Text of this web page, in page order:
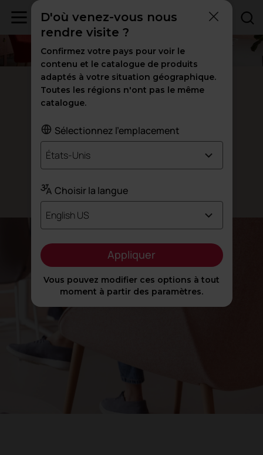
Noom 10
le plus compact
Conçu par Alegre Design
D'où venez-vous nous
rendre visite ?
Confirmez votre pays pour voir le
contenu et le catalogue de produits
adaptés à votre situation géographique.
Toutes les régions n'ont pas le même
catalogue.
Sélectionnez l'emplacement
États-Unis
Choisir la langue
English US
Appliquer
Vous pouvez modifier ces options à tout
moment à partir des paramètres.